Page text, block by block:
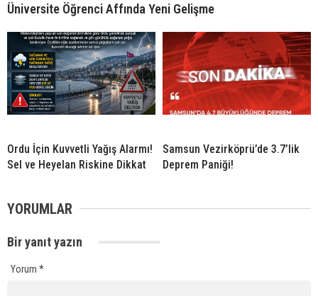
Üniversite Öğrenci Affında Yeni Gelişme
Ordu İçin Kuvvetli Yağış Alarmı!
Sel ve Heyelan Riskine Dikkat
Samsun Vezirköprü’de 3.7’lik
Deprem Paniği!
YORUMLAR
Bir yanıt yazın
Yorum *